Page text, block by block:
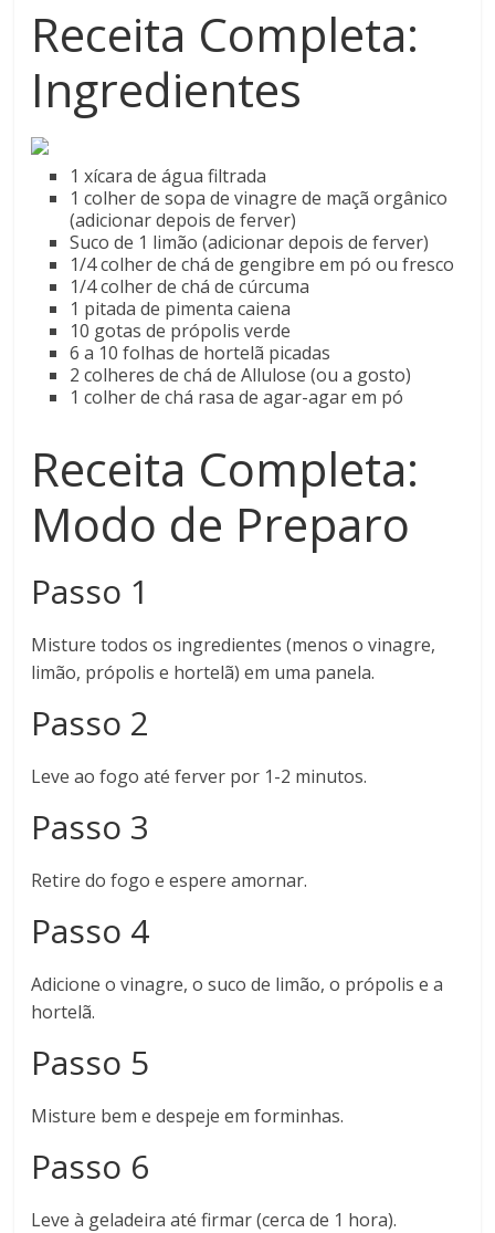
Receita Completa:
Ingredientes
1 xícara de água filtrada
1 colher de sopa de vinagre de maçã orgânico
(adicionar depois de ferver)
Suco de 1 limão (adicionar depois de ferver)
1/4 colher de chá de gengibre em pó ou fresco
1/4 colher de chá de cúrcuma
1 pitada de pimenta caiena
10 gotas de própolis verde
6 a 10 folhas de hortelã picadas
2 colheres de chá de Allulose (ou a gosto)
1 colher de chá rasa de agar-agar em pó
Receita Completa:
Modo de Preparo
Passo 1
Misture todos os ingredientes (menos o vinagre,
limão, própolis e hortelã) em uma panela.
Passo 2
Leve ao fogo até ferver por 1-2 minutos.
Passo 3
Retire do fogo e espere amornar.
Passo 4
Adicione o vinagre, o suco de limão, o própolis e a
hortelã.
Passo 5
Misture bem e despeje em forminhas.
Passo 6
Leve à geladeira até firmar (cerca de 1 hora).